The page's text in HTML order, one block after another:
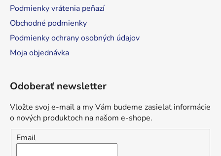
Podmienky vrátenia peňazí
Obchodné podmienky
Podmienky ochrany osobných údajov
Moja objednávka
Odoberať newsletter
Vložte svoj e-mail a my Vám budeme zasielať informácie
o nových produktoch na našom e-shope.
Email